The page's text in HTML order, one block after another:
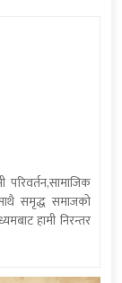
परिवर्तन,सामाजिक
समृद्ध समाजको
हामी निरन्तर